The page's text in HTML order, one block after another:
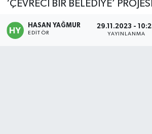
‘ÇEVRECİ BİR BELEDİYE’
HASAN YAĞMUR
EDITÖR
29.11.2023 -
YAYINLANMA
Kültür & Sanat
Son Dakika Haberleri